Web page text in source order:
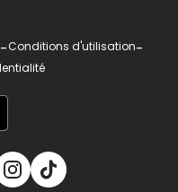
-Conditions d'utilisation-